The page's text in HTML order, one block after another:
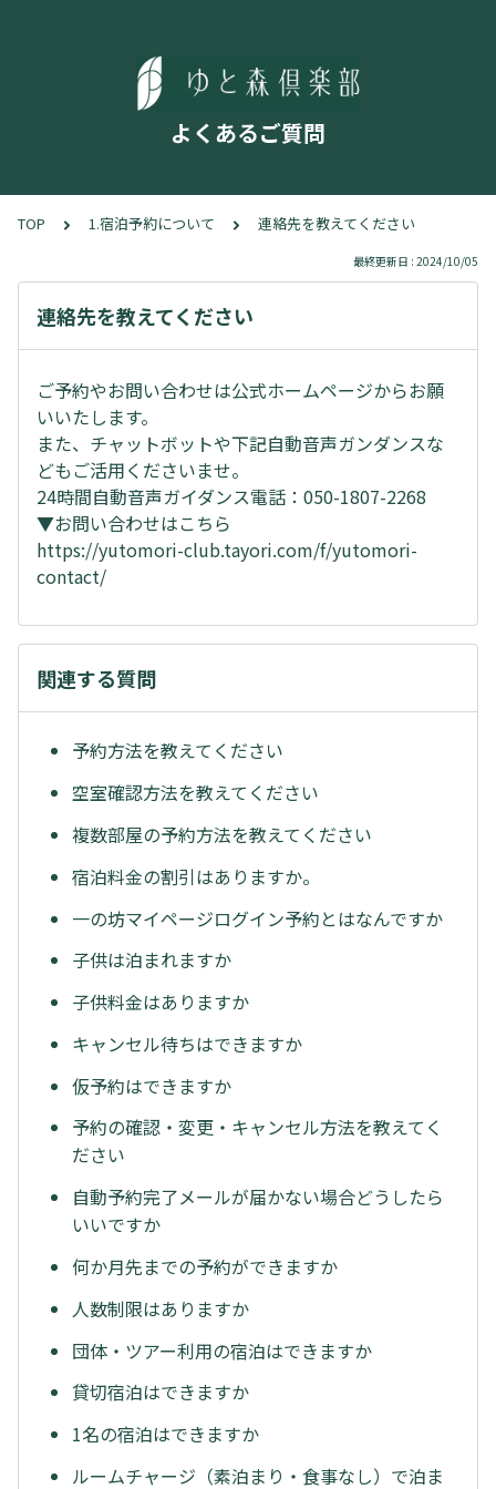
よくあるご質問
TOP 1.宿泊予約について 連絡先を教えてください
最終更新日 : 2024/10/05
連絡先を教えてください
ご予約やお問い合わせは公式ホームページからお願
いいたします。
また、チャットボットや下記自動音声ガンダンスな
どもご活用くださいませ。
24時間自動音声ガイダンス電話：050-1807-2268
▼お問い合わせはこちら
https://yutomori-club.tayori.com/f/yutomori-
contact/
関連する質問
予約方法を教えてください
空室確認方法を教えてください
複数部屋の予約方法を教えてください
宿泊料金の割引はありますか。
一の坊マイページログイン予約とはなんですか
子供は泊まれますか
子供料金はありますか
キャンセル待ちはできますか
仮予約はできますか
予約の確認・変更・キャンセル方法を教えてく
ださい
自動予約完了メールが届かない場合どうしたら
いいですか
何か月先までの予約ができますか
人数制限はありますか
団体・ツアー利用の宿泊はできますか
貸切宿泊はできますか
1名の宿泊はできますか
ルームチャージ（素泊まり・食事なし）で泊ま